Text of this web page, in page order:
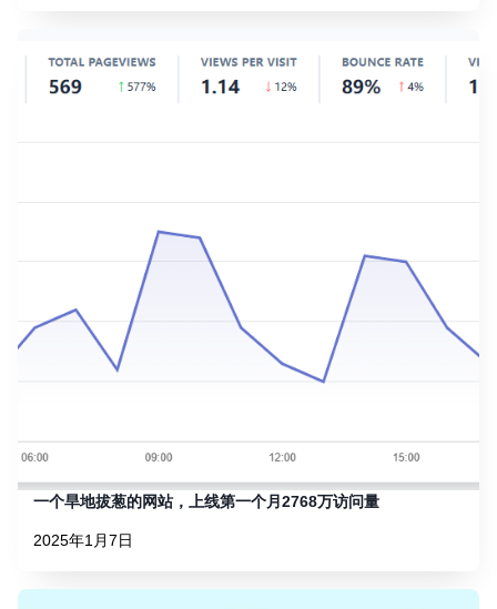
一个旱地拔葱的网站，上线第一个月2768万访问量
2025年1月7日